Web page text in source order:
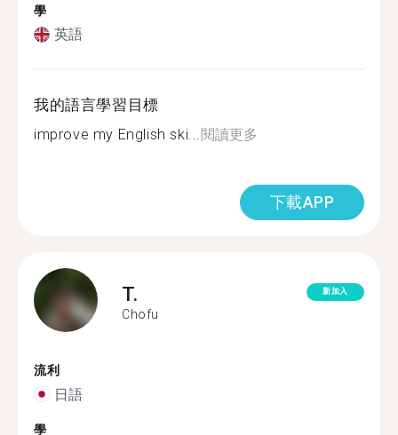
學
英語
我的語言學習目標
improve my English ski...閱讀更多
下載APP
T.
Chofu
新加入
流利
日語
學